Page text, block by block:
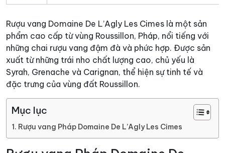
Rượu vang Domaine De L’Agly Les Cimes là một sản
phẩm cao cấp từ vùng Roussillon, Pháp, nổi tiếng với
những chai rượu vang đậm đà và phức hợp. Được sản
xuất từ những trái nho chất lượng cao, chủ yếu là
Syrah, Grenache và Carignan, thể hiện sự tinh tế và
đặc trưng của vùng đất Roussillon.
Mục lục
Rượu vang Pháp Domaine De L’Agly Les Cimes